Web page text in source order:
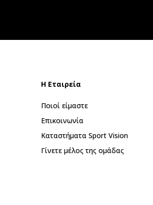
Η Εταιρεία
Ποιοί είμαστε
Επικοινωνία
Καταστήματα Sport Vision
Γίνετε μέλος της ομάδας